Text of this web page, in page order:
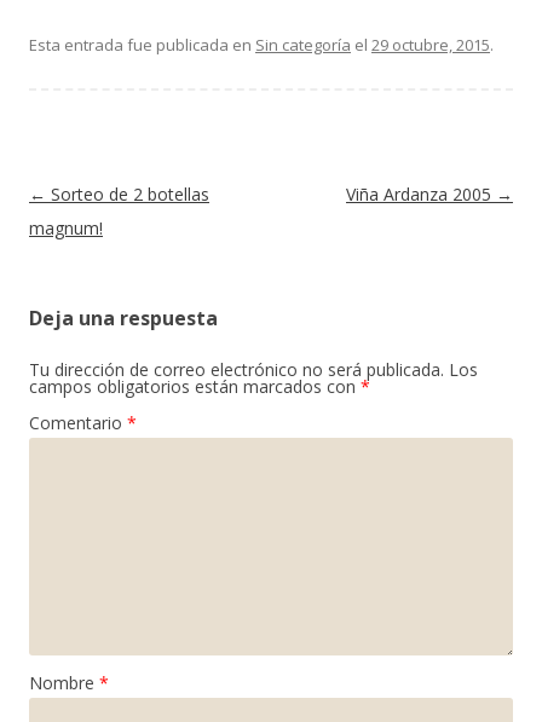
Esta entrada fue publicada en Sin categoría el 29 octubre, 2015.
Navegación de entradas
← Sorteo de 2 botellas
magnum!
Viña Ardanza 2005 →
Deja una respuesta
Tu dirección de correo electrónico no será publicada. Los
campos obligatorios están marcados con *
Comentario *
Nombre *